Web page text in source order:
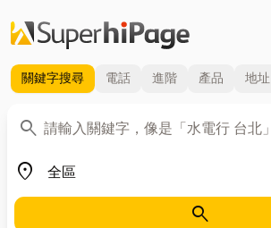
關鍵字搜尋 電話 進階 產品 地址
search
關鍵字
place
地區
search